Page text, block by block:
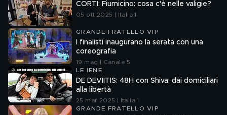
CORTI: Fiumicino: cosa c'è nelle valigie?
05 ott 2025 | Italia 1
GRANDE FRATELLO VIP
I finalisti inaugurano la serata con una
coreografia
19 mag | Canale 5
LE IENE
DE DEVIITIS: 48H con Shiva: dai domiciliari
alla libertà
25 mar 2025 | Italia 1
GRANDE FRATELLO VIP